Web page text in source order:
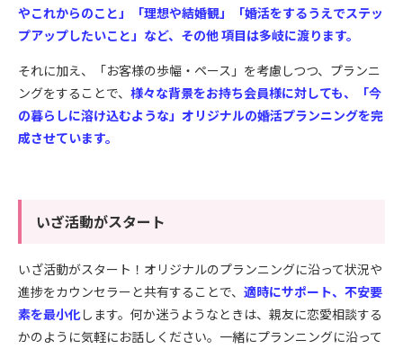
やこれからのこと」「理想や結婚観」「婚活をするうえでステッ
プアップしたいこと」など、その他 項目は多岐に渡ります。
それに加え、「お客様の歩幅・ペース」を考慮しつつ、プランニ
ングをすることで、 様々な背景をお持ち会員様に対しても、「今
の暮らしに溶け込むような」オリジナルの婚活プランニングを完
成させています。
いざ活動がスタート
いざ活動がスタート！オリジナルのプランニングに沿って状況や
進捗をカウンセラーと共有することで、 適時にサポート、不安要
素を最小化します。何か迷うようなときは、親友に恋愛相談する
かのように気軽にお話しください。一緒にプランニングに沿って